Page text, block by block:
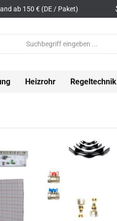
ab 150 € (DE / Paket)
Heizrohr Regeltechnik